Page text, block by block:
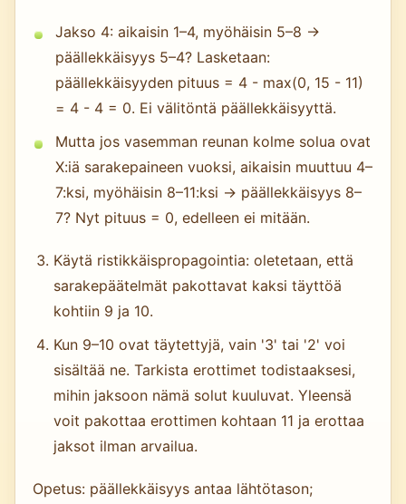
Jakso 4: aikaisin 1–4, myöhäisin 5–8 →
päällekkäisyys 5–4? Lasketaan:
päällekkäisyyden pituus = 4 - max(0, 15 - 11)
= 4 - 4 = 0. Ei välitöntä päällekkäisyyttä.
Mutta jos vasemman reunan kolme solua ovat
X:iä sarakepaineen vuoksi, aikaisin muuttuu 4–
7:ksi, myöhäisin 8–11:ksi → päällekkäisyys 8–
7? Nyt pituus = 0, edelleen ei mitään.
Käytä ristikkäispropagointia: oletetaan, että
sarakepäätelmät pakottavat kaksi täyttöä
kohtiin 9 ja 10.
Kun 9–10 ovat täytettyjä, vain '3' tai '2' voi
sisältää ne. Tarkista erottimet todistaaksesi,
mihin jaksoon nämä solut kuuluvat. Yleensä
voit pakottaa erottimen kohtaan 11 ja erottaa
jaksot ilman arvailua.
Opetus: päällekkäisyys antaa lähtötason;